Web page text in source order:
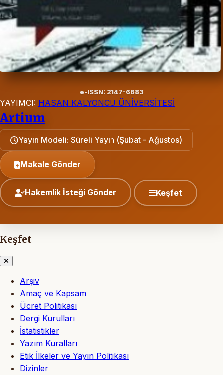
e-ISSN: 2147-6683
YAYIMCI: HASAN KALYONCU ÜNİVERSİTESİ
Artium
Yayın Modeli: Süreli Yayın (Şubat - Ağustos)
Makale Gönder
Hakemlik İsteği Gönder Keşfet
Keşfet
Arşiv
Amaç ve Kapsam
Ücret Politikası
Dergi Kurulları
İstatistikler
Yazım Kuralları
Etik İlkeler ve Yayın Politikası
Dizinler